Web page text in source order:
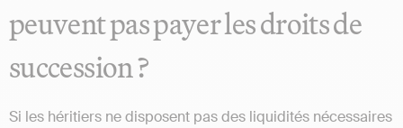
peuvent pas payer les droits de
succession ?
Si les héritiers ne disposent pas des liquidités nécessaires